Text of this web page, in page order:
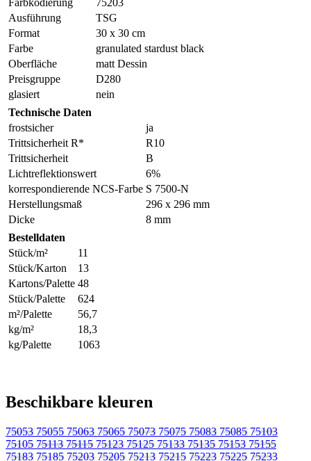
Ausführung
TSG
Format
30 x 30 cm
Farbe
granulated stardust black
Oberfläche
matt Dessin
Preisgruppe
D280
glasiert
nein
Technische Daten
frostsicher
ja
Trittsicherheit R*
R10
Trittsicherheit
B
Lichtreflektionswert
6%
korrespondierende NCS-Farbe S 7500-N
Herstellungsmaß
296 x 296 mm
Dicke
8 mm
Bestelldaten
Stück/m²
11
Stück/Karton
13
Kartons/Palette 48
Stück/Palette
624
m²/Palette
56,7
kg/m²
18,3
kg/Palette
1063
Beschikbare kleuren
75053 75055 75063 75065 75073 75075 75083 75085 75103
75105 75113 75115 75123 75125 75133 75135 75153 75155
75183 75185 75203 75205 75213 75215 75223 75225 75233